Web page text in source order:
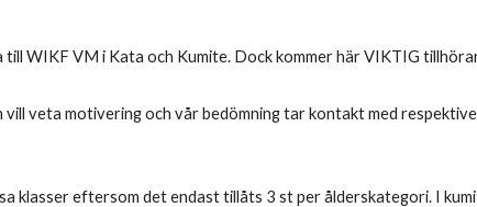
till WIKF VM i Kata och Kumite. Dock kommer här VIKTIG
vill veta motivering och vår bedömning tar kontakt med
klasser eftersom det endast tillåts 3 st per ålderskategori. I